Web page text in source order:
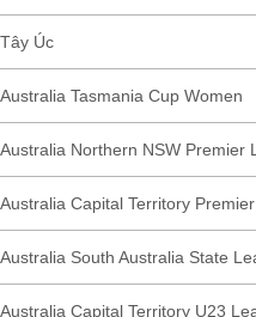
Tây Úc
Australia Tasmania Cup Women
Australia Northern NSW Premier
Australia Capital Territory
Australia South Australia State
Australia Capital Territory U23